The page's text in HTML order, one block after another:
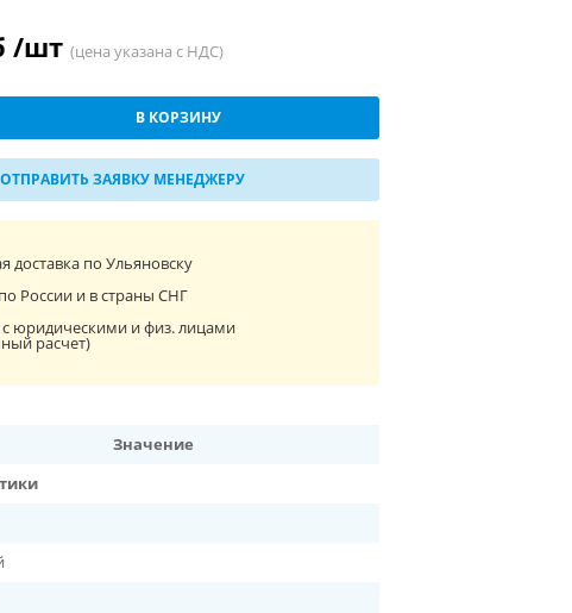
/шт (цена указана с НДС)
В КОРЗИНУ
ОТПРАВИТЬ ЗАЯВКУ МЕНЕДЖЕРУ
доставка по Ульяновску
России и в страны СНГ
юридическими и физ. лицами
расчет)
Значение